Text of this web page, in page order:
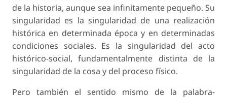
de la historia, aunque sea infinitamente pequeño. Su
singularidad es la singularidad de una realización
histórica en determinada época y en determinadas
condiciones sociales. Es la singularidad del acto
histórico-social, fundamentalmente distinta de la
singularidad de la cosa y del proceso físico.
Pero también el sentido mismo de la palabra-